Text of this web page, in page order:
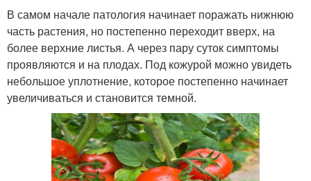
В самом начале патология начинает поражать нижнюю
часть растения, но постепенно переходит вверх, на
более верхние листья. А через пару суток симптомы
проявляются и на плодах. Под кожурой можно увидеть
небольшое уплотнение, которое постепенно начинает
увеличиваться и становится темной.